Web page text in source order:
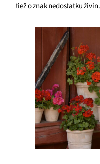
tiež o znak nedostatku živín.